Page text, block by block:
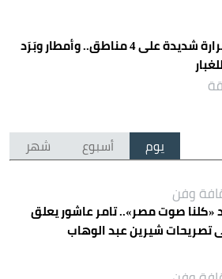
«الأرصاد»: حرارة شديدة على 4 مناطق.. وأمطار وبَرَد
يوم أسبوع شهر
وفن
«كلنا صوت مصر».. تامر عاشور يعلق
تصريحات شيرين عبد الوهاب